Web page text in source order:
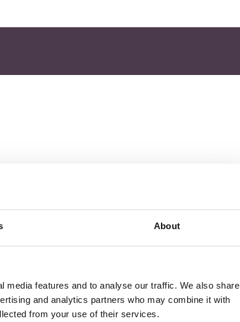
About
features and to analyse our traffic. We also share
and analytics partners who may combine it with
from your use of their services.